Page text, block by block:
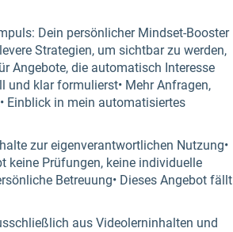
Dein persönlicher Mindset-Booster
Strategien, um sichtbar zu werden,
Angebote, die automatisch Interesse
und klar formulierst• Mehr Anfragen,
Einblick in mein automatisiertes
zur eigenverantwortlichen Nutzung•
keine Prüfungen, keine individuelle
Betreuung• Dieses Angebot fällt
aus Videolerninhalten und